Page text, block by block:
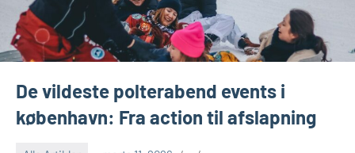
De vildeste polterabend events i
københavn: Fra action til afslapning